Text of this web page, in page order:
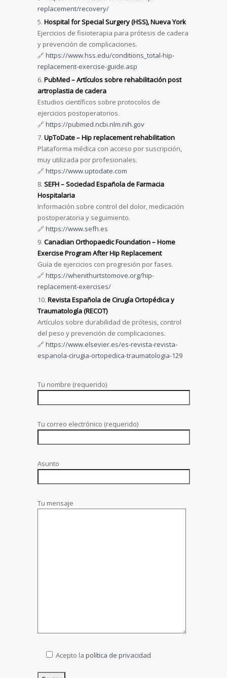
replacement/recovery/
Hospital for Special Surgery (HSS), Nueva York
Ejercicios de fisioterapia para prótesis de cadera
y prevención de complicaciones.
🔗https://www.hss.edu/conditions_total-hip-
replacement-exercise-guide.asp
PubMed – Artículos sobre rehabilitación post
artroplastia de cadera
Estudios científicos sobre protocolos de
ejercicios postoperatorios.
🔗https://pubmed.ncbi.nlm.nih.gov
UpToDate – Hip replacement rehabilitation
Plataforma médica con acceso por suscripción,
muy utilizada por profesionales.
🔗https://www.uptodate.com
SEFH – Sociedad Española de Farmacia
Hospitalaria
Información sobre control del dolor, medicación
postoperatoria y seguimiento.
🔗https://www.sefh.es
Canadian Orthopaedic Foundation – Home
Exercise Program After Hip Replacement
Guía de ejercicios con progresión por fases.
🔗https://whenithurtstomove.org/hip-
replacement-exercises/
Revista Española de Cirugía Ortopédica y
Traumatología (RECOT)
Artículos sobre durabilidad de prótesis, control
del peso y prevención de complicaciones.
🔗https://www.elsevier.es/es-revista-revista-
espanola-cirugia-ortopedica-traumatologia-129
Tu nombre (requerido)
Tu correo electrónico (requerido)
Asunto
Tu mensaje
Acepto la política de privacidad